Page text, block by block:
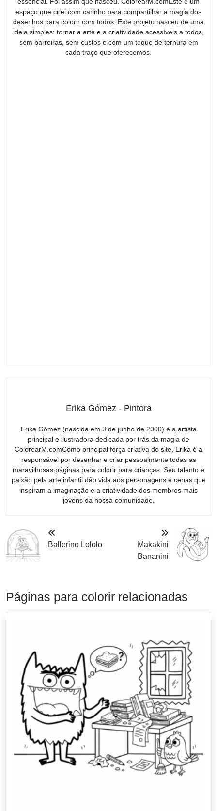
espaço que criei com carinho para compartilhar a magia dos
desenhos para colorir com todos. Este projeto nasceu de uma
ideia simples: tornar a arte e a criatividade acessíveis a todos,
sem barreiras, sem custos e com um toque de ternura em
cada traço que oferecemos.
Erika Gómez - Pintora
Erika Gómez (nascida em 3 de junho de 2000) é a artista
principal e ilustradora dedicada por trás da magia de
ColorearM.comComo principal força criativa do site, Erika é a
responsável por desenhar e criar pessoalmente todas as
maravilhosas páginas para colorir para crianças. Seu talento e
paixão pela arte infantil dão vida aos personagens e cenas que
inspiram a imaginação e a criatividade dos membros mais
jovens da nossa comunidade.
Ballerino Lololo
Makakini
Bananini
Páginas para colorir relacionadas